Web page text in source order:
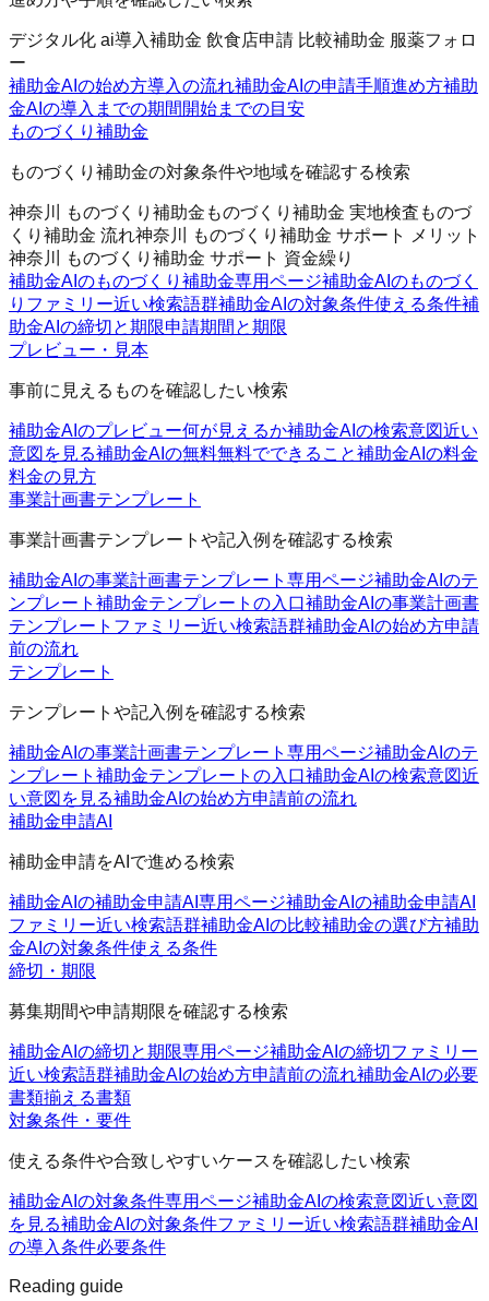
デジタル化 ai導入補助金 飲食店申請 比較補助金 服薬フォロ
ー
補助金AIの始め方導入の流れ補助金AIの申請手順進め方補助
金AIの導入までの期間 開始までの目安
ものづくり補助金
ものづくり補助金の対象条件や地域を確認する検索
神奈川 ものづくり補助金 ものづくり補助金 実地検査 ものづ
くり補助金 流れ神奈川 ものづくり補助金 サポート メリット
神奈川 ものづくり補助金 サポート 資金繰り
補助金AIのものづくり補助金専用ページ補助金AIのものづく
りファミリー近い検索語群補助金AIの対象条件使える条件補
助金AIの締切と期限申請期間と期限
プレビュー・見本
事前に見えるものを確認したい検索
補助金AIのプレビュー何が見えるか補助金AIの検索意図近い
意図を見る補助金AIの無料無料でできること補助金AIの料金
料金の見方
事業計画書テンプレート
事業計画書テンプレートや記入例を確認する検索
補助金AIの事業計画書テンプレート 専用ページ補助金AIのテ
ンプレート 補助金テンプレートの入口補助金AIの事業計画書
テンプレートファミリー近い検索語群補助金AIの始め方申請
前の流れ
テンプレート
テンプレートや記入例を確認する検索
補助金AIの事業計画書テンプレート 専用ページ補助金AIのテ
ンプレート 補助金テンプレートの入口補助金AIの検索意図近
い意図を見る補助金AIの始め方申請前の流れ
補助金申請AI
補助金申請をAIで進める検索
補助金AIの補助金申請AI 専用ページ補助金AIの補助金申請AI
ファミリー近い検索語群補助金AIの比較補助金の選び方補助
金AIの対象条件使える条件
締切・期限
募集期間や申請期限を確認する検索
補助金AIの締切と期限専用ページ補助金AIの締切ファミリー
近い検索語群補助金AIの始め方申請前の流れ補助金AIの必要
書類揃える書類
対象条件・要件
使える条件や合致しやすいケースを確認したい検索
補助金AIの対象条件専用ページ補助金AIの検索意図近い意図
を見る補助金AIの対象条件ファミリー近い検索語群補助金AI
の導入条件必要条件
Reading guide